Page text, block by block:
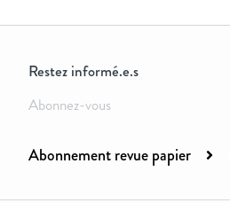
Restez informé.e.s
Abonnez-vous
Abonnement revue papier